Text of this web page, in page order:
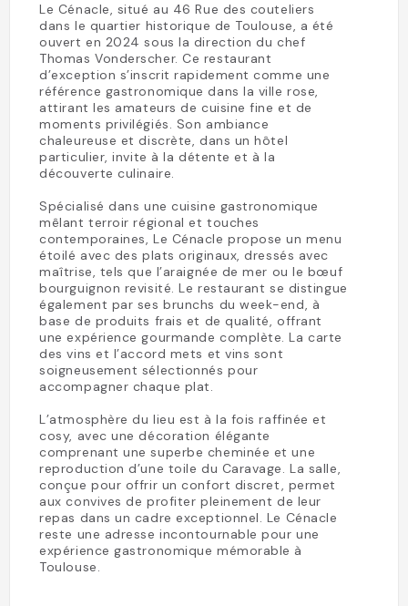
Le Cénacle, situé au 46 Rue des couteliers
dans le quartier historique de Toulouse, a été
ouvert en 2024 sous la direction du chef
Thomas Vonderscher. Ce restaurant
d’exception s’inscrit rapidement comme une
référence gastronomique dans la ville rose,
attirant les amateurs de cuisine fine et de
moments privilégiés. Son ambiance
chaleureuse et discrète, dans un hôtel
particulier, invite à la détente et à la
découverte culinaire.
Spécialisé dans une cuisine gastronomique
mêlant terroir régional et touches
contemporaines, Le Cénacle propose un menu
étoilé avec des plats originaux, dressés avec
maîtrise, tels que l’araignée de mer ou le bœuf
bourguignon revisité. Le restaurant se distingue
également par ses brunchs du week-end, à
base de produits frais et de qualité, offrant
une expérience gourmande complète. La carte
des vins et l’accord mets et vins sont
soigneusement sélectionnés pour
accompagner chaque plat.
L’atmosphère du lieu est à la fois raffinée et
cosy, avec une décoration élégante
comprenant une superbe cheminée et une
reproduction d’une toile du Caravage. La salle,
conçue pour offrir un confort discret, permet
aux convives de profiter pleinement de leur
repas dans un cadre exceptionnel. Le Cénacle
reste une adresse incontournable pour une
expérience gastronomique mémorable à
Toulouse.